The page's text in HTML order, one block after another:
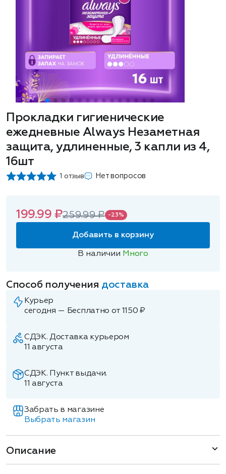
Прокладки гигиенические
ежедневные Always Незаметная
защита, удлиненные, 3 капли из 4,
16шт
1 отзыв Нет вопросов
199.99 ₽259.99 ₽ -23%
Добавить в корзину
В наличии Много
Способ получения доставка
Курьер
сегодня — Бесплатно от 1150 ₽
СДЭК. Доставка курьером
11 августа
СДЭК. Пункт выдачи.
11 августа
Забрать в магазине
Выбрать магазин
Описание